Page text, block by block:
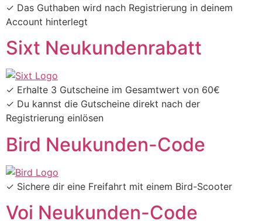
✓ Das Guthaben wird nach Registrierung in deinem
Account hinterlegt
Sixt Neukundenrabatt
✓ Erhalte 3 Gutscheine im Gesamtwert von 60€
✓ Du kannst die Gutscheine direkt nach der
Registrierung einlösen
Bird Neukunden-Code
✓ Sichere dir eine Freifahrt mit einem Bird-Scooter
Voi Neukunden-Code